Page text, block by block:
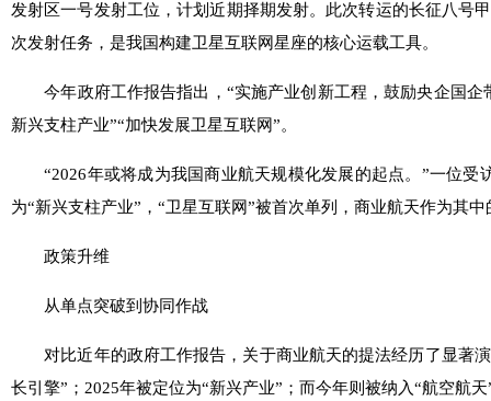
发射区一号发射工位，计划近期择期发射。此次转运的长征八号
次发射任务，是我国构建卫星互联网星座的核心运载工具。
今年政府工作报告指出，“实施产业创新工程，鼓励央企国企
新兴支柱产业”“加快发展卫星互联网”。
“2026年或将成为我国商业航天规模化发展的起点。”一位受
为“新兴支柱产业”，“卫星互联网”被首次单列，商业航天作为其
政策升维
从单点突破到协同作战
对比近年的政府工作报告，关于商业航天的提法经历了显著演
长引擎”；2025年被定位为“新兴产业”；而今年则被纳入“航空航